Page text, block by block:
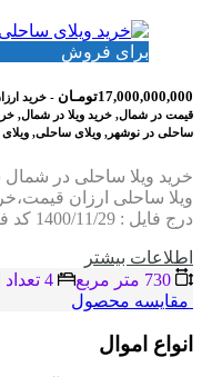
برای فروش
17,000,000,000تومـان
- خرید
قیمت در شمال, خرید ویلا در شمال,
ساحلی در نوشهر, ویلای ساحلی,
خرید ویلا ساحلی در
ویلا ساحلی ارزان
درج فایل : 1400/11/29 کد فایل…
اطلاعات بيشتر
مقایسه محصول
انواع اموال